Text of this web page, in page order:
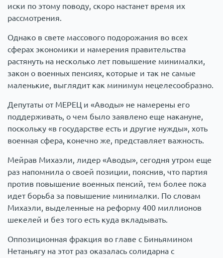
иски по этому поводу, скоро настанет время их
рассмотрения.
Однако в свете массового подорожания во всех
сферах экономики и намерения правительства
растянуть на несколько лет повышение минималки,
закон о военных пенсиях, которые и так не самые
маленькие, выглядит как минимум нецелесообразно.
Депутаты от МЕРЕЦ и «Аводы» не намерены его
поддерживать, о чем было заявлено еще накануне,
поскольку «в государстве есть и другие нужды», хоть
военная сфера, конечно же, представляет важность.
Мейрав Михаэли, лидер «Аводы», сегодня утром еще
раз напомнила о своей позиции, пояснив, что партия
против повышение военных пенсий, тем более пока
идет борьба за повышение минималки. По словам
Михаэли, выделенные на реформу 400 миллионов
шекелей и без того есть куда вкладывать.
Оппозиционная фракция во главе с Биньямином
Нетаньягу на этот раз оказалась солидарна с